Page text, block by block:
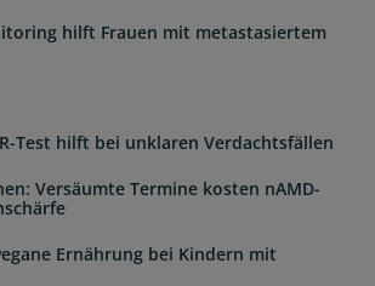
hilft Frauen mit metastasiertem
Test hilft bei unklaren Verdachtsfällen
Versäumte Termine kosten nAMD-
Ernährung bei Kindern mit